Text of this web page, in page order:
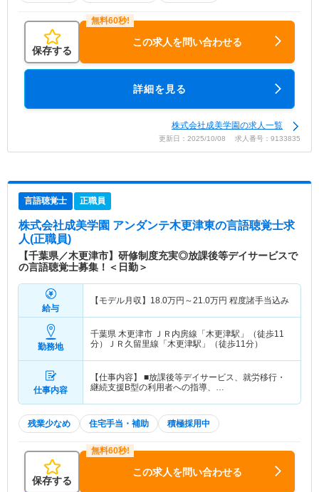
保存する
この求人を問い合わせる
詳細を見る
株式会社成美学園の求人一覧
更新日：2025/10/08 求人番号：9133835
言語聴覚士 正職員
株式会社成美学園 アンダンテ木更津東の言語聴覚士求
人(正職員)
【千葉県／木更津市】研修制度充実◎放課後等デイサービスで
の言語聴覚士募集！＜日勤＞
給与
【モデル月収】 18.0万円～21.0万円 程度諸手当込み
勤務地
千葉県 木更津市 ＪＲ内房線「木更津駅」（徒歩11
分）ＪＲ久留里線「木更津駅」（徒歩11分）
仕事内容
【仕事内容】 ■放課後等デイサービス、就労移行・
継続支援B型の利用者への指導、…
残業少なめ 住宅手当・補助 積極採用中
保存する
この求人を問い合わせる